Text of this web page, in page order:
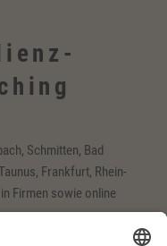
Schmitten, Bad
Frankfurt, Rhein-
Firmen sowie online